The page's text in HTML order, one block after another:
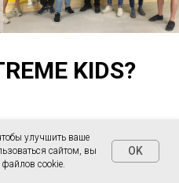
улучшить ваше
сайтом, вы
файлов cookie.
OK
KIDS?
получают:
продукт,